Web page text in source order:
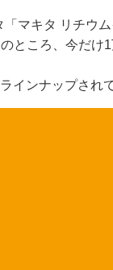
マキタ リチウ
ところ、今だけ1
インナップされ